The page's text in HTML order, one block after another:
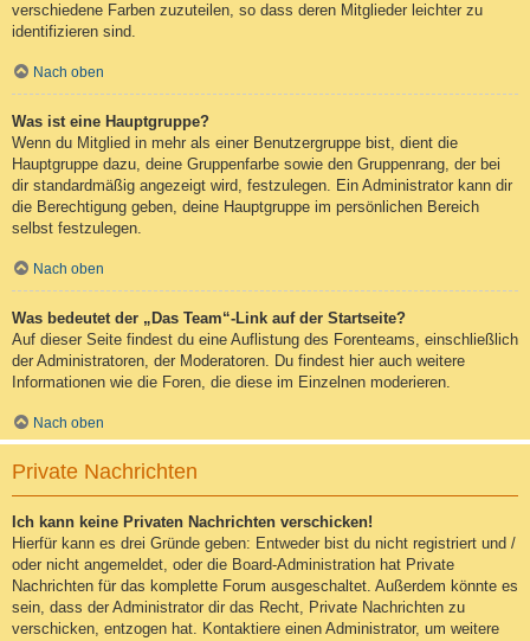
verschiedene Farben zuzuteilen, so dass deren Mitglieder leichter zu
identifizieren sind.
Nach oben
Was ist eine Hauptgruppe?
Wenn du Mitglied in mehr als einer Benutzergruppe bist, dient die
Hauptgruppe dazu, deine Gruppenfarbe sowie den Gruppenrang, der bei
dir standardmäßig angezeigt wird, festzulegen. Ein Administrator kann dir
die Berechtigung geben, deine Hauptgruppe im persönlichen Bereich
selbst festzulegen.
Nach oben
Was bedeutet der „Das Team“-Link auf der Startseite?
Auf dieser Seite findest du eine Auflistung des Forenteams, einschließlich
der Administratoren, der Moderatoren. Du findest hier auch weitere
Informationen wie die Foren, die diese im Einzelnen moderieren.
Nach oben
Private Nachrichten
Ich kann keine Privaten Nachrichten verschicken!
Hierfür kann es drei Gründe geben: Entweder bist du nicht registriert und /
oder nicht angemeldet, oder die Board-Administration hat Private
Nachrichten für das komplette Forum ausgeschaltet. Außerdem könnte es
sein, dass der Administrator dir das Recht, Private Nachrichten zu
verschicken, entzogen hat. Kontaktiere einen Administrator, um weitere